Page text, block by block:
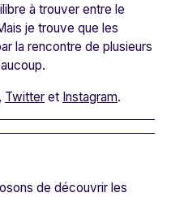
à trouver entre le
je trouve que les
la rencontre de plusieurs
, Twitter et Instagram.
de découvrir les